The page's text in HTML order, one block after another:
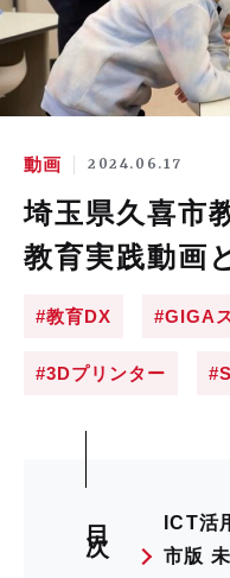
動画 2024.06.17
埼玉県久喜市
教育実践動画
#教育DX #GIGA
#3Dプリンター
ICT活
市版